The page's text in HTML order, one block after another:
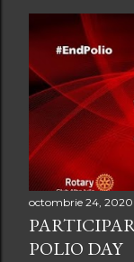
s
t
ă
r
i
octombrie 24, 2020
POLIO DAY